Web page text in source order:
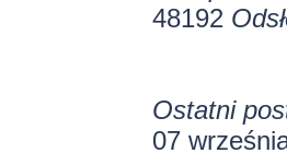
48192
Ostatni
07